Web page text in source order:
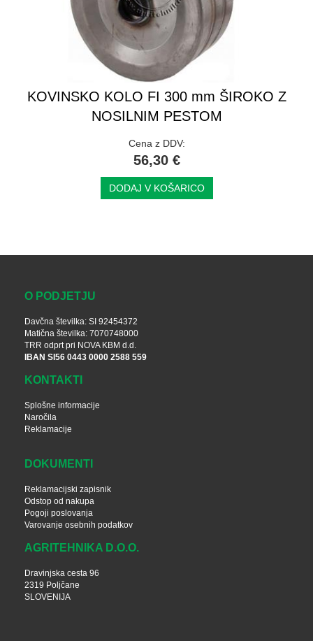
KOVINSKO KOLO FI 300 mm ŠIROKO Z
NOSILNIM PESTOM
Cena z DDV:
56,30 €
DODAJ V KOŠARICO
O PODJETJU
Davčna številka: SI 92454372
Matična številka: 7070748000
TRR odprt pri NOVA KBM d.d.
IBAN SI56 0443 0000 2588 559
KONTAKTI
Splošne informacije
Naročila
Reklamacije
DOKUMENTI
Reklamacijski zapisnik
Odstop od nakupa
Pogoji poslovanja
Varovanje osebnih podatkov
AGRITEHNIKA D.O.O.
Dravinjska cesta 96
2319 Poljčane
SLOVENIJA